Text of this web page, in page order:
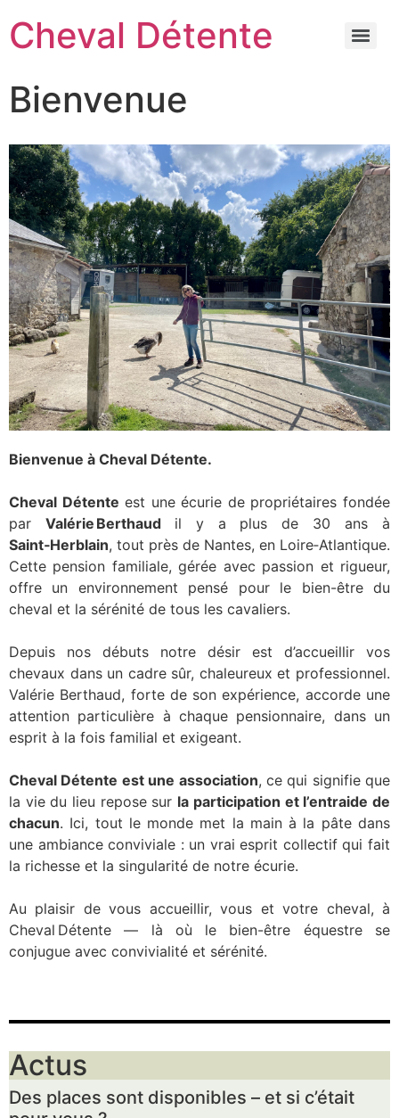
Cheval Détente
Bienvenue
Bienvenue à Cheval Détente.
Cheval Détente est une écurie de propriétaires fondée
par Valérie Berthaud il y a plus de 30 ans à
Saint‑Herblain, tout près de Nantes, en Loire‑Atlantique.
Cette pension familiale, gérée avec passion et rigueur,
offre un environnement pensé pour le bien-être du
cheval et la sérénité de tous les cavaliers.
Depuis nos débuts notre désir est d’accueillir vos
chevaux dans un cadre sûr, chaleureux et professionnel.
Valérie Berthaud, forte de son expérience, accorde une
attention particulière à chaque pensionnaire, dans un
esprit à la fois familial et exigeant.
Cheval Détente est une association, ce qui signifie que
la vie du lieu repose sur la participation et l’entraide de
chacun. Ici, tout le monde met la main à la pâte dans
une ambiance conviviale : un vrai esprit collectif qui fait
la richesse et la singularité de notre écurie.
Au plaisir de vous accueillir, vous et votre cheval, à
Cheval Détente — là où le bien-être équestre se
conjugue avec convivialité et sérénité.
Actus
Des places sont disponibles – et si c’était